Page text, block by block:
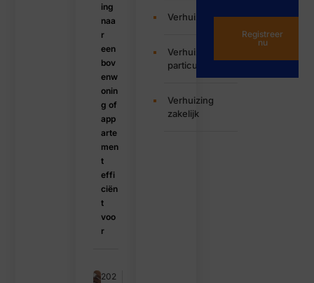
ing
naa
r
een
bov
enw
onin
g of
app
arte
men
t
effi
ciën
t
voo
r
202
Verhuizen
Verhuizing
particulier
Verhuizing
zakelijk
Registreer
nu